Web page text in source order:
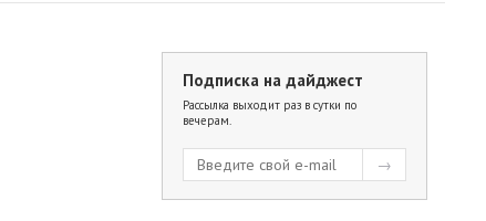
Подписка на дайджест
Рассылка выходит раз в сутки по
вечерам.